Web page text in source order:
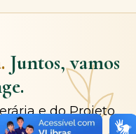
Juntos, vamos
e do Projeto